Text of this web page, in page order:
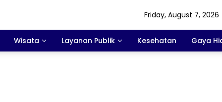
Friday, August 7, 2026
Wisata Layanan Publik Kesehatan Gaya